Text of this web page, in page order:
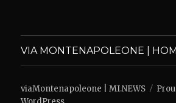
VIA MONTENAPOLEONE |
viaMontenapoleone | MI.NEWS